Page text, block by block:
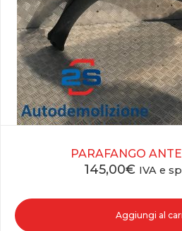
PARAFANGO
145,00€ IVA e
Aggiungi al